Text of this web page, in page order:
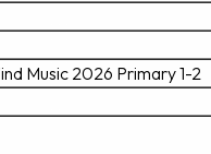
Music 2026 Primary 1-2